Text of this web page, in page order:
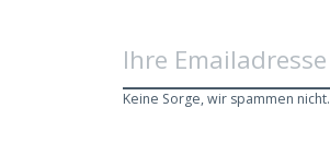
Keine Sorge, wir spammen nicht.